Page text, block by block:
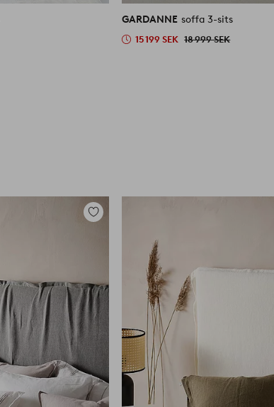
GARDANNE soffa 3-sits
15 199 SEK 18 999 SEK
Lägg